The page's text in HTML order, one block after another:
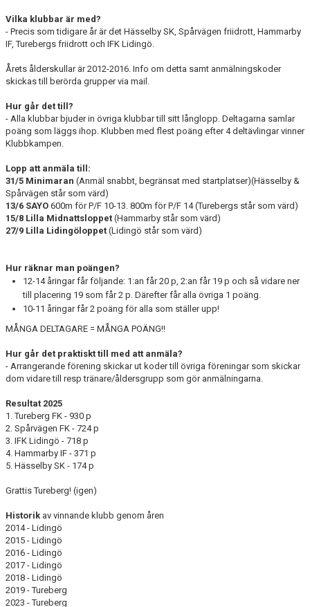
Vilka klubbar är med?
- Precis som tidigare år är det Hässelby SK, Spårvägen friidrott, Hammarby
IF, Turebergs friidrott och IFK Lidingö.
Årets ålderskullar är 2012-2016. Info om detta samt anmälningskoder
skickas till berörda grupper via mail.
Hur går det till?
- Alla klubbar bjuder in övriga klubbar till sitt långlopp. Deltagarna samlar
poäng som läggs ihop. Klubben med flest poäng efter 4 deltävlingar vinner
Klubbkampen.
Lopp att anmäla till:
31/5 Minimaran (Anmäl snabbt, begränsat med startplatser)(Hässelby &
Spårvägen står som värd)
13/6 SAYO 600m för P/F 10-13. 800m för P/F 14 (Turebergs står som värd)
15/8 Lilla Midnattsloppet (Hammarby står som värd)
27/9 Lilla Lidingöloppet (Lidingö står som värd)
Hur räknar man poängen?
12-14 åringar får följande: 1:an får 20 p, 2:an får 19 p och så vidare ner
till placering 19 som får 2 p. Därefter får alla övriga 1 poäng.
10-11 åringar får 2 poäng för alla som ställer upp!
MÅNGA DELTAGARE = MÅNGA POÄNG!!
Hur går det praktiskt till med att anmäla?
- Arrangerande förening skickar ut koder till övriga föreningar som skickar
dom vidare till resp tränare/åldersgrupp som gör anmälningarna.
Resultat 2025
1. Tureberg FK - 930 p
2. Spårvägen FK - 724 p
3. IFK Lidingö - 718 p
4. Hammarby IF - 371 p
5. Hässelby SK - 174 p
Grattis Tureberg! (igen)
Historik av vinnande klubb genom åren
2014 - Lidingö
2015 - Lidingö
2016 - Lidingö
2017 - Lidingö
2018 - Lidingö
2019 - Tureberg
2023 - Tureberg